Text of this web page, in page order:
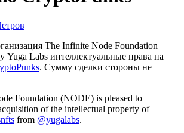
The Infinite Node Foundation
Labs интеллектуальные права на
. Сумму сделки стороны не
Foundation (NODE) is pleased to
of the intellectual property of
from @yugalabs.